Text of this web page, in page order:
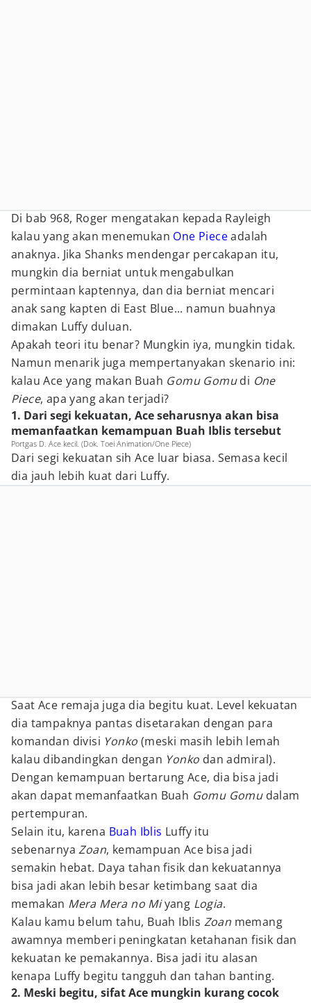
Di bab 968, Roger mengatakan kepada Rayleigh
kalau yang akan menemukan One Pieceadalah
anaknya. Jika Shanks mendengar percakapan itu,
mungkin dia berniat untuk mengabulkan
permintaan kaptennya, dan dia berniat mencari
anak sang kapten di East Blue... namun buahnya
dimakan Luffy duluan.
Apakah teori itu benar? Mungkin iya, mungkin tidak.
Namun menarik juga mempertanyakan skenario ini:
kalau Ace yang makan Buah Gomu Gomudi One
Piece, apa yang akan terjadi?
1. Dari segi kekuatan, Ace seharusnya akan bisa
memanfaatkan kemampuan Buah Iblis tersebut
Portgas D. Ace kecil. (Dok. Toei Animation/One Piece)
Dari segi kekuatan sih Ace luar biasa. Semasa kecil
dia jauh lebih kuat dari Luffy.
Saat Ace remaja juga dia begitu kuat. Level kekuatan
dia tampaknya pantas disetarakan dengan para
komandan divisi Yonko (meski masih lebih lemah
kalau dibandingkan dengan Yonko dan admiral).
Dengan kemampuan bertarung Ace, dia bisa jadi
akan dapat memanfaatkan Buah Gomu Gomu dalam
pertempuran.
Selain itu, karena Buah Iblis Luffy itu
sebenarnyaZoan, kemampuan Ace bisa jadi
semakin hebat. Daya tahan fisik dan kekuatannya
bisa jadi akan lebih besar ketimbang saat dia
memakan Mera Mera no Miyang Logia.
Kalau kamu belum tahu, Buah Iblis Zoan memang
awamnya memberi peningkatan ketahanan fisik dan
kekuatan ke pemakannya. Bisa jadi itu alasan
kenapa Luffy begitu tangguh dan tahan banting.
2. Meski begitu, sifat Ace mungkin kurang cocok